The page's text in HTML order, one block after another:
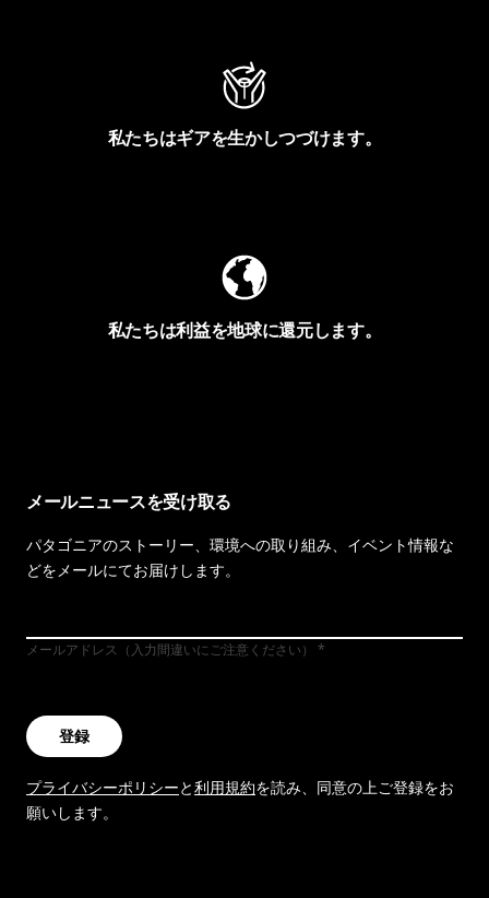
私たちはギアを生かしつづけます。
私たちは利益を地球に還元します。
メールニュースを受け取る
パタゴニアのストーリー、環境への取り組み、イベント情報な
どをメールにてお届けします。
メールアドレス（入力間違いにご注意ください）
登録
プライバシーポリシーと利用規約を読み、同意の上ご登録をお
願いします。